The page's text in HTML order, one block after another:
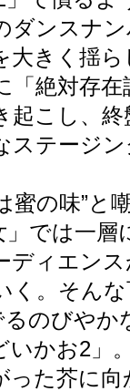
ダンスナ
大きく揺
「絶対存在
起こし、
ステージ
蜜の味”と
では一層
ディエン
く。そん
のびやか
いかお2」
った芥に